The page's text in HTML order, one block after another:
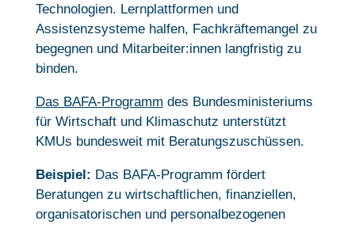
Technologien. Lernplattformen und
Assistenzsysteme halfen, Fachkräftemangel zu
begegnen und Mitarbeiter:innen langfristig zu
binden.
Das BAFA-Programm des Bundesministeriums
für Wirtschaft und Klimaschutz unterstützt
KMUs bundesweit mit Beratungszuschüssen.
Beispiel: Das BAFA-Programm fördert
Beratungen zu wirtschaftlichen, finanziellen,
organisatorischen und personalbezogenen